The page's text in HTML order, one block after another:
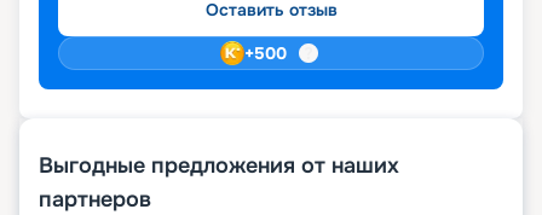
Оставить отзыв
+500
Выгодные предложения от наших
партнеров